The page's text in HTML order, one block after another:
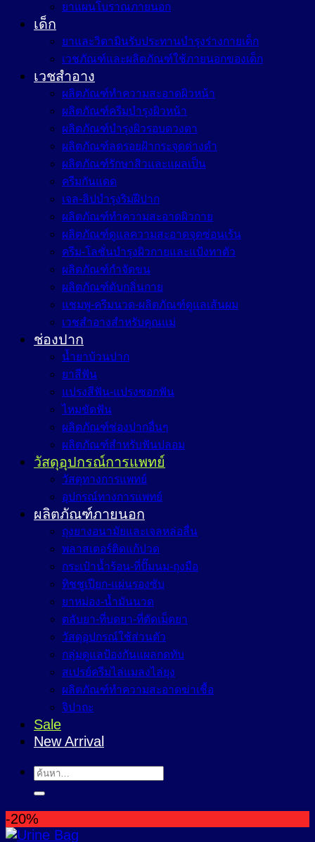
ยาแผนโบราณภายนอก
เด็ก
ยาและวิตามินรับประทานบำรุงร่างกายเด็ก
เวชภัณฑ์และผลิตภัณฑ์ใช้ภายนอกของเด็ก
เวชสำอาง
ผลิตภัณฑ์ทำความสะอาดผิวหน้า
ผลิตภัณฑ์ครีมบำรุงผิวหน้า
ผลิตภัณฑ์บำรุงผิวรอบดวงตา
ผลิตภัณฑ์ลดรอยฝ้ากระจุดด่างดำ
ผลิตภัณฑ์รักษาสิวและแผลเป็น
ครีมกันแดด
เจล-ลิปบำรุงริมฝีปาก
ผลิตภัณฑ์ทำความสะอาดผิวกาย
ผลิตภัณฑ์ดูแลความสะอาดจุดซ่อนเร้น
ครีม-โลชั่นบำรุงผิวกายและแป้งทาตัว
ผลิตภัณฑ์กำจัดขน
ผลิตภัณฑ์ดับกลิ่นกาย
แชมพู-ครีมนวด-ผลิตภัณฑ์ดูแลเส้นผม
เวชสำอางสำหรับคุณแม่
ช่องปาก
น้ำยาบ้วนปาก
ยาสีฟัน
แปรงสีฟัน-แปรงซอกฟัน
ไหมขัดฟัน
ผลิตภัณฑ์ช่องปากอื่นๆ
ผลิตภัณฑ์สำหรับฟันปลอม
วัสดุอุปกรณ์การแพทย์
วัสดุทางการแพทย์
อุปกรณ์ทางการแพทย์
ผลิตภัณฑ์ภายนอก
ถุงยางอนามัยและเจลหล่อลื่น
พลาสเตอร์ติดแก้ปวด
กระเป๋าน้ำร้อน-ที่ปั๊มนม-ถุงมือ
ทิชชูเปียก-แผ่นรองซับ
ยาหม่อง-น้ำมันนวด
ตลับยา-ที่บดยา-ที่ตัดเม็ดยา
วัสดุอุปกรณ์ใช้ส่วนตัว
กลุ่มดูแลป้องกันแผลกดทับ
สเปรย์ครีมไล่แมลงไล่ยุง
ผลิตภัณฑ์ทำความสะอาดฆ่าเชื้อ
จิปาถะ
Sale
New Arrival
ค้นหา:
-20%